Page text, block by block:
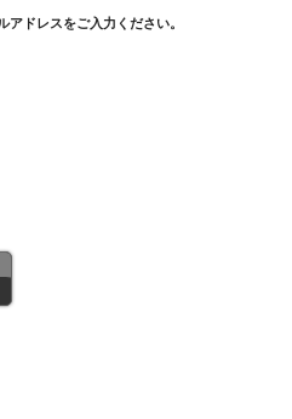
ドレスをご入力ください。